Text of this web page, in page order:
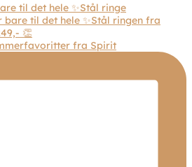
til det hele ✨Stål ringe
fra Spirit